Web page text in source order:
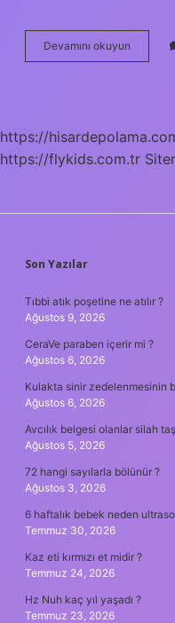
Devamını okuyun
Nevi
https://
https://flykids.com.tr
SIDEBAR
Son Yazılar
Tıbbi atık poşetine ne atılır ?
Ağustos 9, 2026
CeraVe paraben içerir mi ?
Ağustos 6, 2026
Kulakta sinir zedelenmesinin
Ağustos 6, 2026
Avcılık belgesi olanlar silah
Ağustos 5, 2026
72 hangi sayılarla bölünür ?
Ağustos 3, 2026
6 haftalık bebek neden
Temmuz 30, 2026
Kaz eti kırmızı et midir ?
Temmuz 24, 2026
Hz Nuh kaç yıl yaşadı ?
Temmuz 23, 2026